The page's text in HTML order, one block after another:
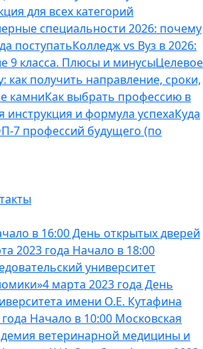
для всех категорий
специальности 2026: почему
поступатьКолледж vs Вуз в 2026:
9 класса. Плюсы и минусыЦелевое
как получить направление, сроки,
камниКак выбрать профессию в
инструкция и формула успехаКуда
7 профессий будущего (по
в 16:00 День открытых дверей
2023 года Начало в 18:00
университет
4 марта 2023 года День
имени О.Е. Кутафина
Начало в 10:00 Московская
ветеринарной медицины и